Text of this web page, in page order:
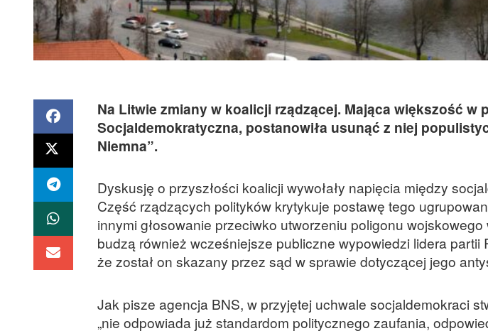
Na Litwie zmiany w koalicji rządzącej. Mająca większość w
Socjaldemokratyczna, postanowiła usunąć z niej
Niemna”.
Dyskusję o przyszłości koalicji wywołały napięcia między
Część rządzących polityków krytykuje postawę tego
innymi głosowanie przeciwko utworzeniu poligonu
budzą również wcześniejsze publiczne wypowiedzi lidera partii
że został on skazany przez sąd w sprawie dotyczącej jego
Jak pisze agencja BNS, w przyjętej uchwale socjaldemokraci
„nie odpowiada już standardom politycznego zaufania,